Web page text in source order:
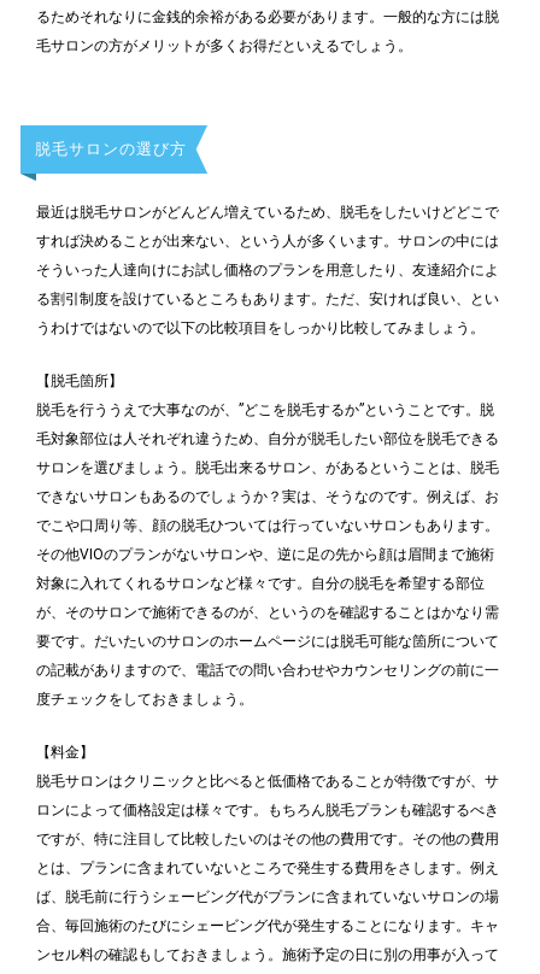
るためそれなりに金銭的余裕がある必要があります。一般的な方には脱
毛サロンの方がメリットが多くお得だといえるでしょう。
脱毛サロンの選び方
最近は脱毛サロンがどんどん増えているため、脱毛をしたいけどどこで
すれば決めることが出来ない、という人が多くいます。サロンの中には
そういった人達向けにお試し価格のプランを用意したり、友達紹介によ
る割引制度を設けているところもあります。ただ、安ければ良い、とい
うわけではないので以下の比較項目をしっかり比較してみましょう。
【脱毛箇所】
脱毛を行ううえで大事なのが、”どこを脱毛するか”ということです。脱
毛対象部位は人それぞれ違うため、自分が脱毛したい部位を脱毛できる
サロンを選びましょう。脱毛出来るサロン、があるということは、脱毛
できないサロンもあるのでしょうか？実は、そうなのです。例えば、お
でこや口周り等、顔の脱毛ひついては行っていないサロンもあります。
その他VIOのプランがないサロンや、逆に足の先から顔は眉間まで施術
対象に入れてくれるサロンなど様々です。自分の脱毛を希望する部位
が、そのサロンで施術できるのが、というのを確認することはかなり需
要です。だいたいのサロンのホームページには脱毛可能な箇所について
の記載がありますので、電話での問い合わせやカウンセリングの前に一
度チェックをしておきましょう。
【料金】
脱毛サロンはクリニックと比べると低価格であることが特徴ですが、サ
ロンによって価格設定は様々です。もちろん脱毛プランも確認するべき
ですが、特に注目して比較したいのはその他の費用です。その他の費用
とは、プランに含まれていないところで発生する費用をさします。例え
ば、脱毛前に行うシェービング代がプランに含まれていないサロンの場
合、毎回施術のたびにシェービング代が発生することになります。キャ
ンセル料の確認もしておきましょう。施術予定の日に別の用事が入って